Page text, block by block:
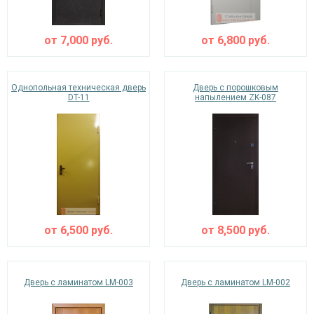
от 7,000 руб. от 6,800 руб.
Однопольная техническая дверь
DT-11
от 6,500 руб.
Дверь с порошковым
напылением ZK-087
от 8,500 руб.
Дверь с ламинатом LM-003 Дверь с ламинатом LM-002